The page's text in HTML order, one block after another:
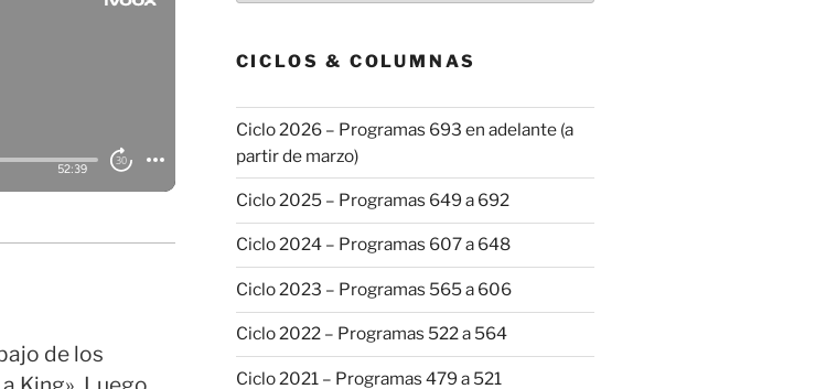
de los
CICLOS & COLUMNAS
Ciclo 2026 – Programas 693 en adelante (a
partir de marzo)
Ciclo 2025 – Programas 649 a 692
Ciclo 2024 – Programas 607 a 648
Ciclo 2023 – Programas 565 a 606
Ciclo 2022 – Programas 522 a 564
Ciclo 2021 – Programas 479 a 521